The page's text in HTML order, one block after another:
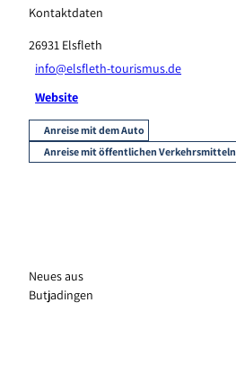
Kontaktdaten
26931 Elsfleth
info@elsfleth-tourismus.de
Website
Anreise mit dem Auto
Anreise mit öffentlichen Verkehrsmitteln
Neues aus
Butjadingen